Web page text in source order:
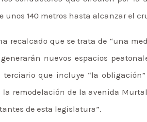
unos 140 metros hasta alcanzar el
recalcado que se trata de “una
nuevos espacios
terciario que incluye “la
remodelación de la avenida
de esta legislatura”.